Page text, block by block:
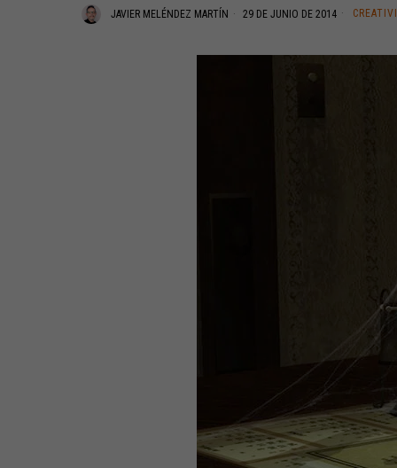
JAVIER MELÉNDEZ MARTÍN 29 DE JUNIO DE 2014